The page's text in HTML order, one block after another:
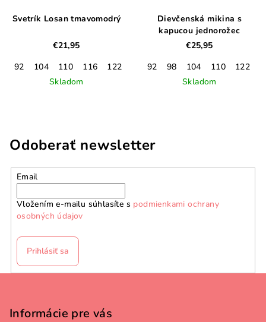
Svetrík Losan tmavomodrý
€21,95
92
104 110 116
122
Skladom
Dievčenská mikina s
kapucou jednorožec
€25,95
92
98 104 110
122
Skladom
Odoberať newsletter
Email
Vložením e-mailu súhlasíte s podmienkami ochrany
osobných údajov
Prihlásiť sa
Informácie pre vás